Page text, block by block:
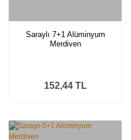
Saraylı 7+1 Alüminyum
Merdiven
152,44 TL